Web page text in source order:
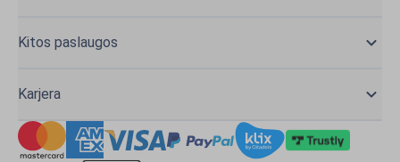
Kitos paslaugos
Karjera